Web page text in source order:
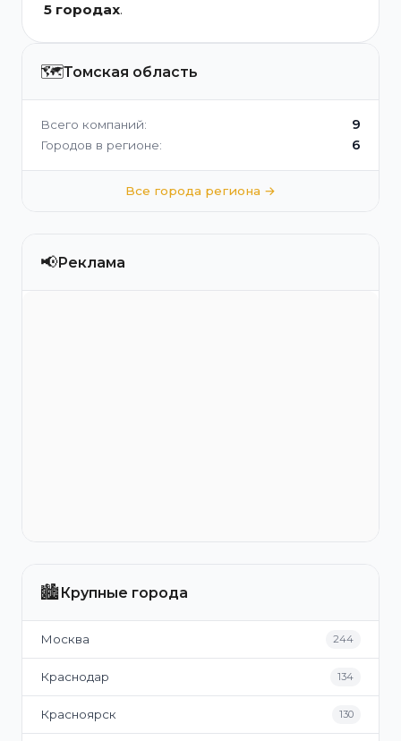
5 городах.
🗺️Томская область
Всего компаний: 9
Городов в регионе: 6
Все города региона →
📢Реклама
🏙️Крупные города
Москва 244
Краснодар 134
Красноярск 130